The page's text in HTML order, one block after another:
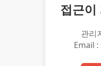
접근이
관리
Email